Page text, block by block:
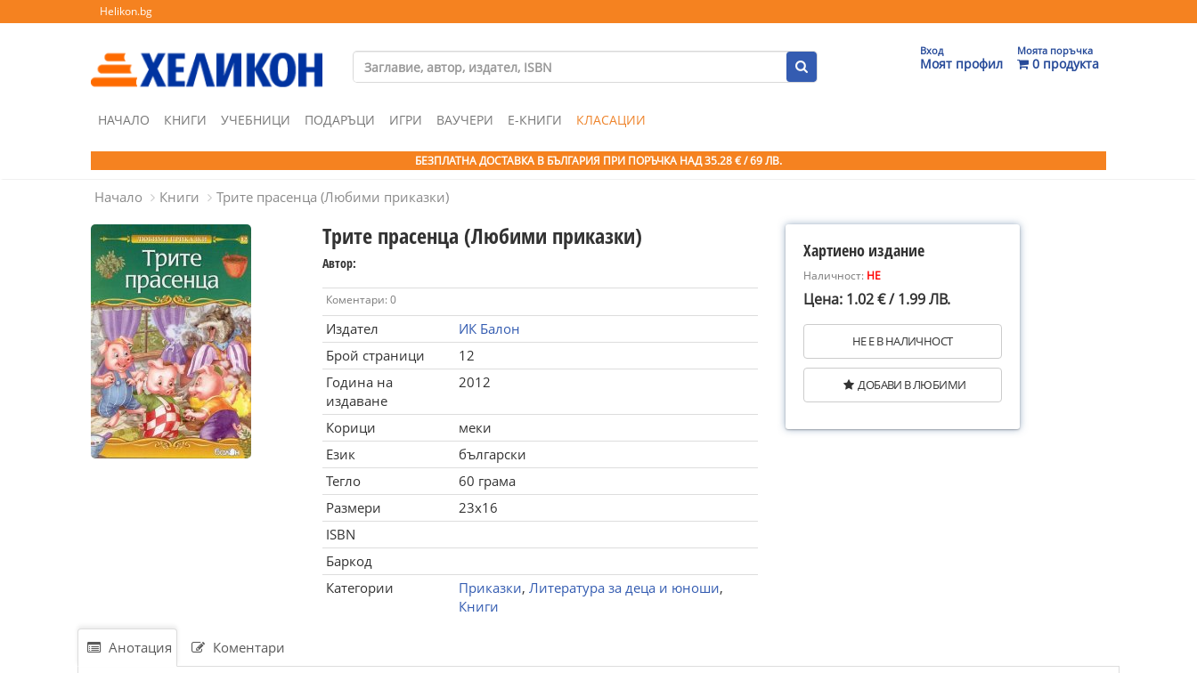
Helikon.bg
Вход
Моят профил
Моята поръчка
0 продукта
НАЧАЛО КНИГИ УЧЕБНИЦИ ПОДАРЪЦИ ИГРИ ВАУЧЕРИ Е-КНИГИ КЛАСАЦИИ
БЕЗПЛАТНА ДОСТАВКА В БЪЛГАРИЯ ПРИ ПОРЪЧКА НАД 35.28 € / 69 ЛВ.
Начало Книги Трите прасенца (Любими приказки)
Трите прасенца (Любими приказки)
Автор:
Коментари: 0
Издател
ИК Балон
Брой страници
12
Година на
издаване
2012
Корици
меки
Език
български
Тегло
60 грама
Размери
23x16
ISBN
Баркод
Категории
Приказки, Литература за деца и юноши,
Книги
Хартиено издание
Наличност: НЕ
Цена: 1.02 € / 1.99 ЛВ.
НЕ Е В НАЛИЧНОСТ
ДОБАВИ В ЛЮБИМИ
Анотация Коментари